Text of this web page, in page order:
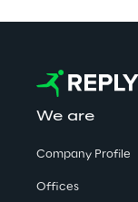
We are
Company Profile
Offices